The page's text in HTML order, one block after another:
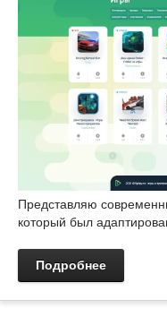
Представляю
который был
Подробнее